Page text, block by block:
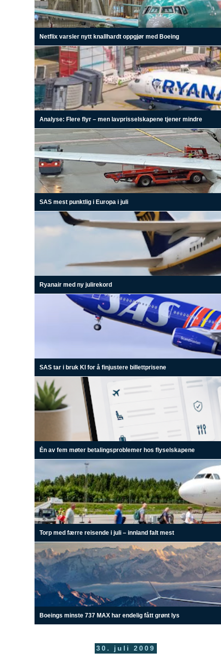
Netflix varsler nytt knallhardt oppgjør med Boeing
Analyse: Flere flyr – men lavprisselskapene tjener mindre
SAS mest punktlig i Europa i juli
Ryanair med ny julirekord
SAS tar i bruk KI for å finjustere billettprisene
Én av fem møter betalingsproblemer hos flyselskapene
Torp med færre reisende i juli – innland falt mest
Boeings minste 737 MAX har endelig fått grønt lys
30. juli 2009